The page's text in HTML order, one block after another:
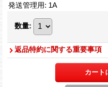
発送管理用: 1A
数量:
返品特約に関する重要事項